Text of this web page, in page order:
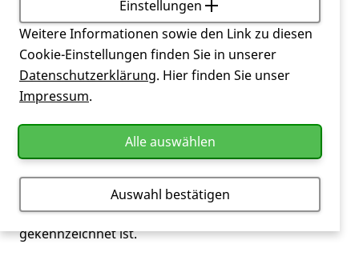
Gewichtsverlust leiden, können sich Trink- und
hochkalorische Nahrung von ihrem Arzt
verschreiben lassen. Eine Enterale Ernährung kann
der Arzt verordnen, wenn die normale Ernährung
nicht mehr möglich oder ausreichend ist und
sonstige ärztliche oder andere
ernährungstherapeutische Maßnahmen die
Ernährungssituation nicht verbessern. Dies gilt auch
Krankheit, die ab einem bestimmten Zeitpunkt
durchDysphagie(Schluckprobleme)
gekennzeichnet ist.
Einstellungen
Weitere Informationen sowie den Link zu diesen
Cookie-Einstellungen finden Sie in unserer
Datenschutzerklärung. Hier finden Sie unser
Impressum.
Alle auswählen
Auswahl bestätigen